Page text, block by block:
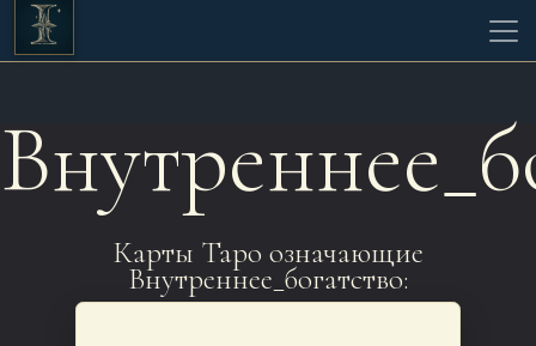
Карты Таро означающие
Внутреннее_богатство: